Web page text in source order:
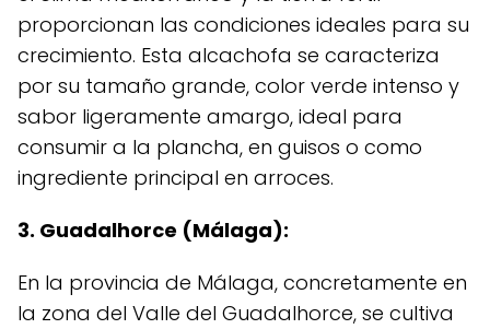
proporcionan las condiciones ideales para su
crecimiento. Esta alcachofa se caracteriza
por su tamaño grande, color verde intenso y
sabor ligeramente amargo, ideal para
consumir a la plancha, en guisos o como
ingrediente principal en arroces.
3. Guadalhorce (Málaga):
En la provincia de Málaga, concretamente en
la zona del Valle del Guadalhorce, se cultiva